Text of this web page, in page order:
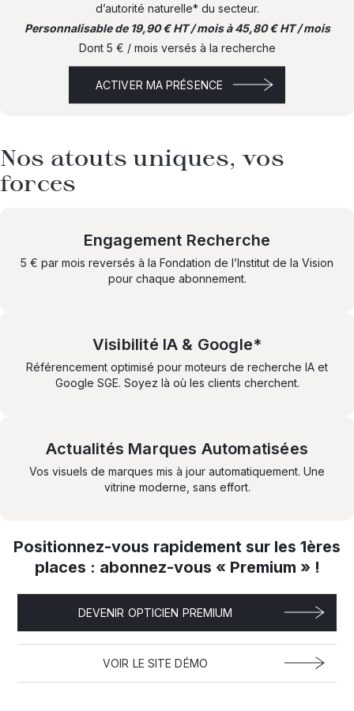
d’autorité naturelle* du secteur.
Personnalisable de 19,90 € HT / mois à 45,80 € HT / mois
Dont 5 € / mois versés à la recherche
ACTIVER MA PRÉSENCE
Nos atouts uniques, vos
forces
Engagement Recherche
5 € par mois reversés à la Fondation de l’Institut de la Vision
pour chaque abonnement.
Visibilité IA & Google*
Référencement optimisé pour moteurs de recherche IA et
Google SGE. Soyez là où les clients cherchent.
Actualités Marques Automatisées
Vos visuels de marques mis à jour automatiquement. Une
vitrine moderne, sans effort.
Positionnez-vous rapidement sur les 1ères
places : abonnez-vous « Premium » !
DEVENIR OPTICIEN PREMIUM
VOIR LE SITE DÉMO